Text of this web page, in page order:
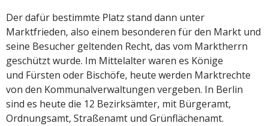
Der dafür bestimmte Platz stand dann unter
Marktfrieden, also einem besonderen für den Markt und
seine Besucher geltenden Recht, das vom Marktherrn
geschützt wurde. Im Mittelalter waren es Könige
und Fürsten oder Bischöfe, heute werden Marktrechte
von den Kommunalverwaltungen vergeben. In Berlin
sind es heute die 12 Bezirksämter, mit Bürgeramt,
Ordnungsamt, Straßenamt und Grünflächenamt.